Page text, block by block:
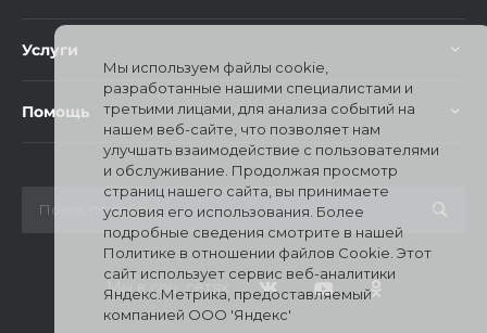
Услуги
Помощь
Мы в соц. сетях
Мы используем файлы cookie,
разработанные нашими специалистами и
третьими лицами, для анализа событий на
нашем веб-сайте, что позволяет нам
улучшать взаимодействие с пользователями
и обслуживание. Продолжая просмотр
страниц нашего сайта, вы принимаете
условия его использования. Более
подробные сведения смотрите в нашей
Политике в отношении файлов Cookie. Этот
сайт использует сервис веб-аналитики
Яндекс.Метрика, предоставляемый
компанией ООО 'Яндекс'